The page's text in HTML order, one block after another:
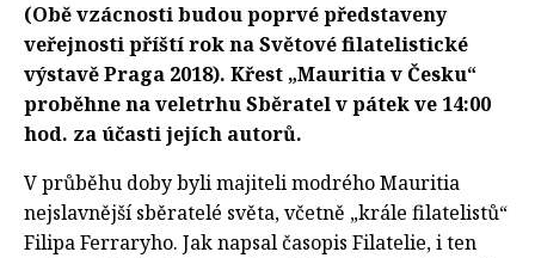
(Obě vzácnosti budou poprvé představeny
veřejnosti příští rok na Světové filatelistické
výstavě Praga 2018). Křest „Mauritia v Česku“
proběhne na veletrhu Sběratel v pátek ve 14:00
hod. za účasti jejích autorů.
V průběhu doby byli majiteli modrého Mauritia
nejslavnější sběratelé světa, včetně „krále filatelistů“
Filipa Ferraryho. Jak napsal časopis Filatelie, i ten